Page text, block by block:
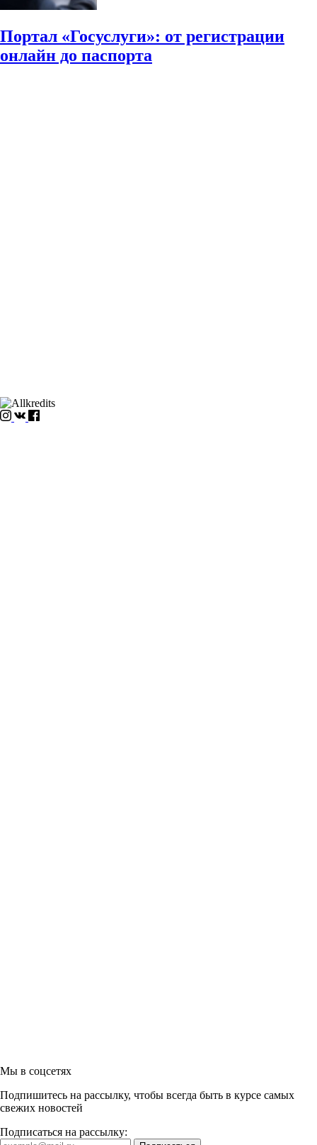
Портал «Госуслуги»: от регистрации
онлайн до паспорта
Мы в соцсетях
Подпишитесь на рассылку, чтобы всегда быть в курсе самых
свежих новостей
Подписаться на рассылку: